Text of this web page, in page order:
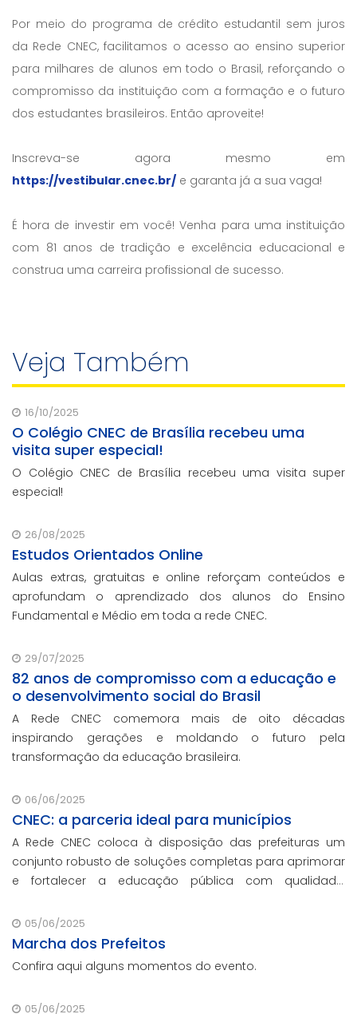
Por meio do programa de crédito estudantil sem juros
da Rede CNEC, facilitamos o acesso ao ensino superior
para milhares de alunos em todo o Brasil, reforçando o
compromisso da instituição com a formação e o futuro
dos estudantes brasileiros. Então aproveite!
Inscreva-se agora mesmo em
https://vestibular.cnec.br/ e garanta já a sua vaga!
É hora de investir em você! Venha para uma instituição
com 81 anos de tradição e excelência educacional e
construa uma carreira profissional de sucesso.
Veja Também
16/10/2025
O Colégio CNEC de Brasília recebeu uma
visita super especial!
O Colégio CNEC de Brasília recebeu uma visita super
especial!
26/08/2025
Estudos Orientados Online
Aulas extras, gratuitas e online reforçam conteúdos e
aprofundam o aprendizado dos alunos do Ensino
Fundamental e Médio em toda a rede CNEC.
29/07/2025
82 anos de compromisso com a educação e
o desenvolvimento social do Brasil
A Rede CNEC comemora mais de oito décadas
inspirando gerações e moldando o futuro pela
transformação da educação brasileira.
06/06/2025
CNEC: a parceria ideal para municípios
A Rede CNEC coloca à disposição das prefeituras um
conjunto robusto de soluções completas para aprimorar
e fortalecer a educação pública com qualidade,
que não participaram da Marcha dos Prefeito
05/06/2025
Marcha dos Prefeitos
Confira aqui alguns momentos do evento.
05/06/2025